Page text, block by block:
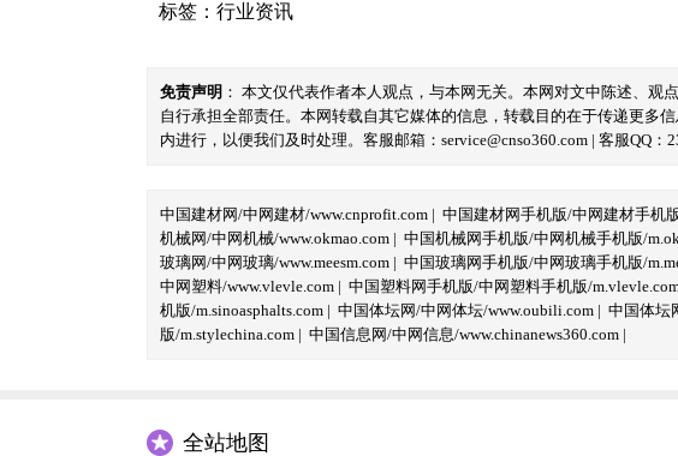
标签： 行业资讯
免责声明 ： 本文仅代表作者本人观点，与本网无关。本网对文中陈述、
自行承担全部责任。本网转载自其它媒体的信息，转载目的在于传递更多
内进行，以便我们及时处理。客服邮箱：service@cnso360.com | 客服QQ：
中国建材网/中网建材/www.cnprofit.com | 中国建材网手机版/中网建材手机
机械网/中网机械/www.okmao.com | 中国机械网手机版/中网机械手机版/
玻璃网/中网玻璃/www.meesm.com | 中国玻璃网手机版/中网玻璃手机版/
中网塑料/www.vlevle.com | 中国塑料网手机版/中网塑料手机版/
机版/m.sinoasphalts.com | 中国体坛网/中网体坛/www.oubili.com | 中国体坛
版/m.stylechina.com | 中国信息网/中网信息/www.chinanews360.com |
全站地图